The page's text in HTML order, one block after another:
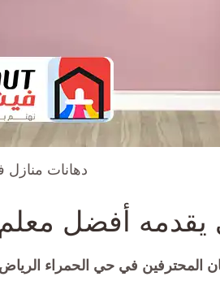
دهانات
يقدمه أفضل
المحترفين في حي الحمراء الرياض